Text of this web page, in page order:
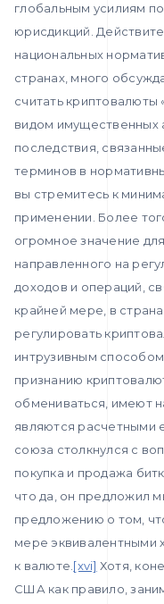
глобальным усилиям
юрисдикций.
национальных
странах, много
считать криптовалюты
видом имущественных
последствия,
терминов в
вы стремитесь к
применении. Более
огромное значение
направленного на
доходов и операций,
крайней мере, в
регулировать
интрузивным
признанию
обмениваться, имеют
являются расчетными
союза столкнулся с
покупка и продажа
что да, он предложил
предложению о том,
мере эквивалентными
к валюте. [xvi] Хотя,
США как правило,